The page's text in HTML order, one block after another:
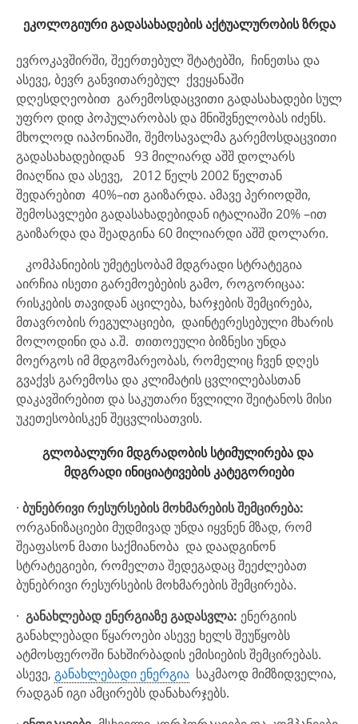
ეკოლოგიური გადასახადების აქტუალურობის ზრდა
ევროკავშირში, შეერთებულ შტატებში, ჩინეთსა და
ასევე, ბევრ განვითარებულ ქვეყანაში
დღესდღეობით გარემოსდაცვითი გადასახადები სულ
უფრო დიდ პოპულარობას და მნიშვნელობას იძენს.
მხოლოდ იაპონიაში, შემოსავალმა გარემოსდაცვითი
გადასახადებიდან 93 მილიარდ აშშ დოლარს
მიაღწია და ასევე, 2012 წელს 2002 წელთან
შედარებით 40%–ით გაიზარდა. ამავე პერიოდში,
შემოსავლები გადასახადებიდან იტალიაში 20% –ით
გაიზარდა და შეადგინა 60 მილიარდი აშშ დოლარი.
კომპანიების უმეტესობამ მდგრადი სტრატეგია
აირჩია ისეთი გარემოებების გამო, როგორიცაა:
რისკების თავიდან აცილება, ხარჯების შემცირება,
მთავრობის რეგულაციები, დაინტერესებული მხარის
მოლოდინი და ა.შ. თითოეული ბიზნესი უნდა
მოერგოს იმ მდგომარეობას, რომელიც ჩვენ დღეს
გვაქვს გარემოსა და კლიმატის ცვლილებასთან
დაკავშირებით და საკუთარი წვლილი შეიტანოს მისი
უკეთესობისკენ შეცვლისათვის.
გლობალური მდგრადობის სტიმულირება და
მდგრადი ინიციატივების კატეგორიები
· ბუნებრივი რესურსების მოხმარების შემცირება:
ორგანიზაციები მუდმივად უნდა იყვნენ მზად, რომ
შეაფასონ მათი საქმიანობა და დაადგინონ
სტრატეგიები, რომელთა შედეგადაც შეეძლებათ
ბუნებრივი რესურსების მოხმარების შემცირება.
· განახლებად ენერგიაზე გადასვლა: ენერგიის
განახლებადი წყაროები ასევე ხელს შეუწყობს
ატმოსფეროში ნახშირბადის ემისიების შემცირებას.
ასევე, განახლებადი ენერგია საკმაოდ მიმზიდველია,
რადგან იგი ამცირებს დანახარჯებს.